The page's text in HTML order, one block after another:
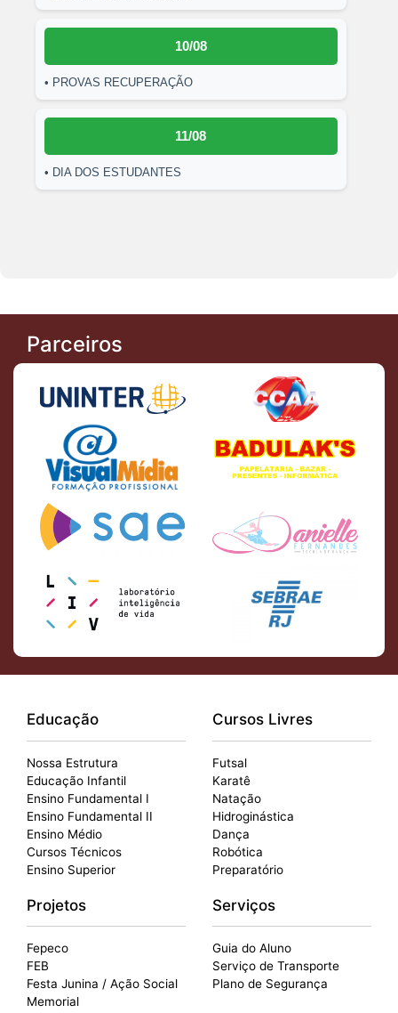
10/08
• PROVAS RECUPERAÇÃO
11/08
• DIA DOS ESTUDANTES
Parceiros
Educação
Nossa Estrutura
Educação Infantil
Ensino Fundamental I
Ensino Fundamental II
Ensino Médio
Cursos Técnicos
Ensino Superior
Cursos Livres
Futsal
Karatê
Natação
Hidroginástica
Dança
Robótica
Preparatório
Projetos
Fepeco
FEB
Festa Junina / Ação Social
Memorial
Serviços
Guia do Aluno
Serviço de Transporte
Plano de Segurança